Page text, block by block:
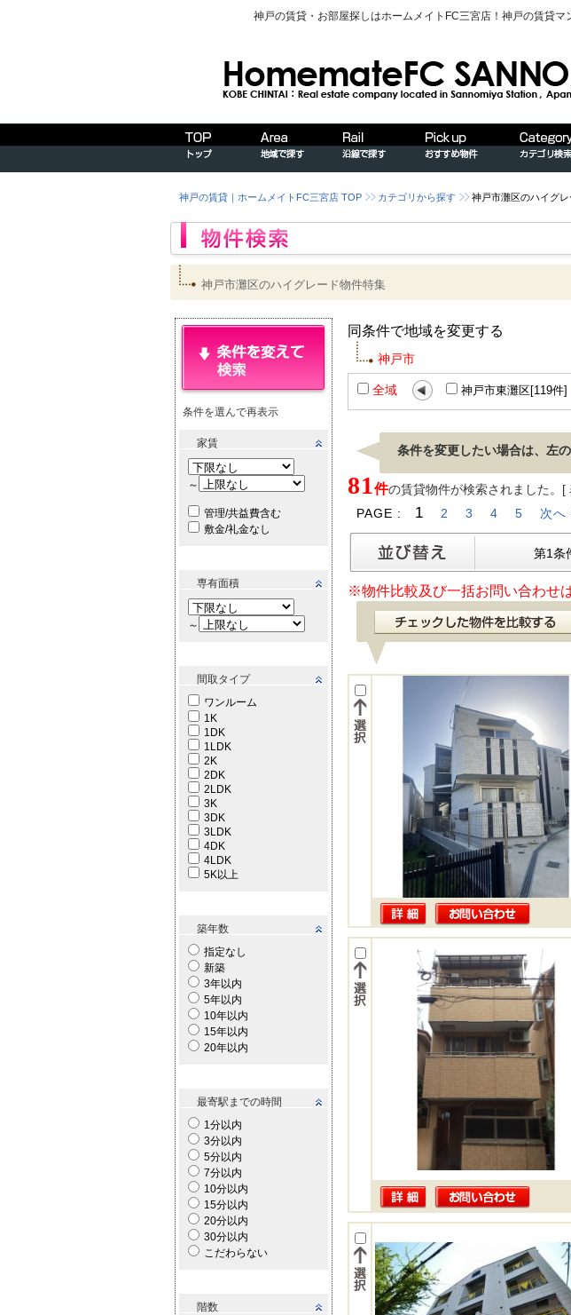
神戸の賃貸・お部屋探しはホームメイトFC三宮店！神戸の賃貸
神戸の賃貸｜ホームメイトFC三宮店 TOP カテゴリから探す 神戸市灘区のハイグ
神戸市灘区のハイグレード物件特集
条件を選んで再表示
家賃
～
管理/共益費含む
敷金/礼金なし
専有面積
～
間取タイプ
ワンルーム
1K
1DK
1LDK
2K
2DK
2LDK
3K
3DK
3LDK
4DK
4LDK
5K以上
築年数
指定なし
新築
3年以内
5年以内
10年以内
15年以内
20年以内
最寄駅までの時間
1分以内
3分以内
5分以内
7分以内
10分以内
15分以内
20分以内
30分以内
こだわらない
階数
同条件で地域を変更する
神戸市
全域 神戸市東灘区[119件]
条件を変更したい場合は、左
81件の賃貸物件が検索されました。[
PAGE :
1 2 3 4 5 次へ
第1条
※物件比較及び一括お問い合わせ